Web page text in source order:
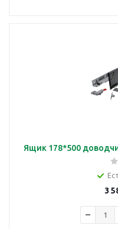
Ящик 178*500
3